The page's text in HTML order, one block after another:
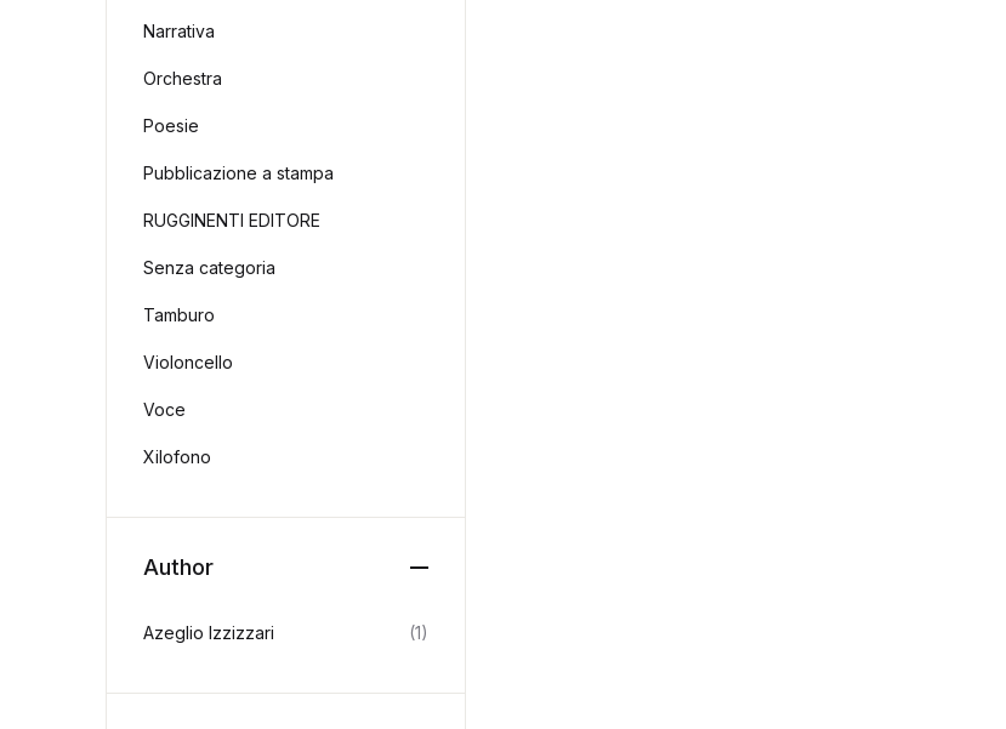
Narrativa
Orchestra
Poesie
Pubblicazione a stampa
RUGGINENTI EDITORE
Senza categoria
Tamburo
Violoncello
Voce
Xilofono
Author
Azeglio Izzizzari (1)